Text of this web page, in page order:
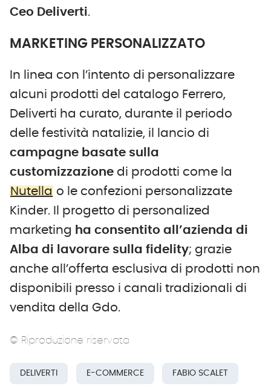
Ceo Deliverti.
MARKETING PERSONALIZZATO
In linea con l’intento di personalizzare
alcuni prodotti del catalogo Ferrero,
Deliverti ha curato, durante il periodo
delle festività natalizie, il lancio di
campagne basate sulla
customizzazione di prodotti come la
Nutella o le confezioni personalizzate
Kinder. Il progetto di personalized
marketing ha consentito all’azienda di
Alba di lavorare sulla fidelity; grazie
anche all’offerta esclusiva di prodotti non
disponibili presso i canali tradizionali di
vendita della Gdo.
© Riproduzione riservata
DELIVERTI E-COMMERCE FABIO SCALET